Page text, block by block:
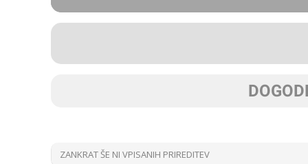
ZANKRAT ŠE NI VPISANIH PRIREDITEV